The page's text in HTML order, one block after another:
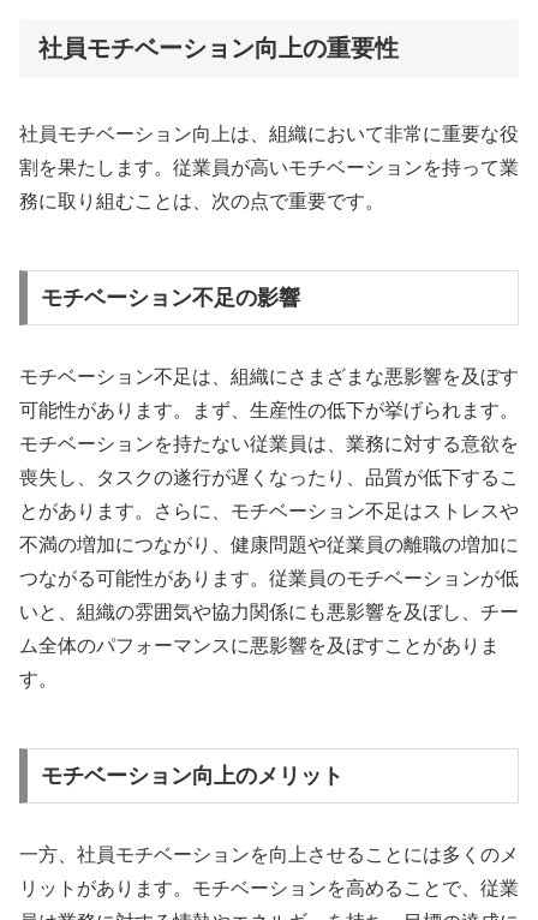
社員モチベーション向上の重要性
社員モチベーション向上は、組織において非常に重要な役
割を果たします。従業員が高いモチベーションを持って業
務に取り組むことは、次の点で重要です。
モチベーション不足の影響
モチベーション不足は、組織にさまざまな悪影響を及ぼす
可能性があります。まず、生産性の低下が挙げられます。
モチベーションを持たない従業員は、業務に対する意欲を
喪失し、タスクの遂行が遅くなったり、品質が低下するこ
とがあります。さらに、モチベーション不足はストレスや
不満の増加につながり、健康問題や従業員の離職の増加に
つながる可能性があります。従業員のモチベーションが低
いと、組織の雰囲気や協力関係にも悪影響を及ぼし、チー
ム全体のパフォーマンスに悪影響を及ぼすことがありま
す。
モチベーション向上のメリット
一方、社員モチベーションを向上させることには多くのメ
リットがあります。モチベーションを高めることで、従業